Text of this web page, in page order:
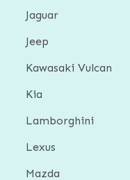
Jaguar
Jeep
Kawasaki Vulcan
Kia
Lamborghini
Lexus
Mazda